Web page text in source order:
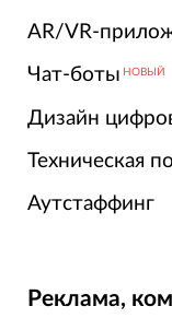
AR/VR-
Чат-боты НОВЫЙ
Дизайн
Техническая
Аутстаффинг
Реклама,